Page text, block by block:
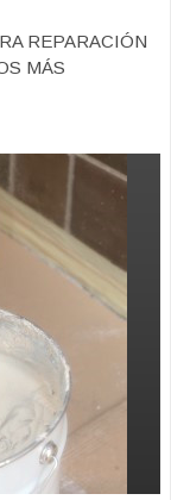
REPARACIÓN
MÁS